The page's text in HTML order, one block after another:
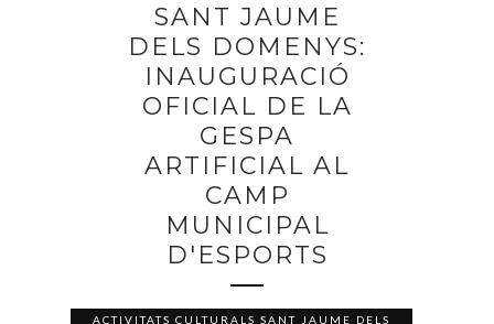
SANT JAUME
DELS DOMENYS:
INAUGURACIÓ
OFICIAL DE LA
GESPA
ARTIFICIAL AL
CAMP
MUNICIPAL
D'ESPORTS
ACTIVITATS CULTURALS SANT JAUME DELS